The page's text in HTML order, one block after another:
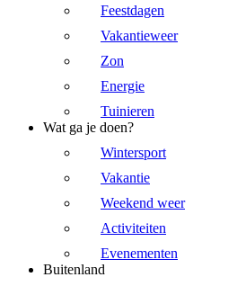
Feestdagen
Vakantieweer
Zon
Energie
Tuinieren
Wat ga je doen?
Wintersport
Vakantie
Weekend weer
Activiteiten
Evenementen
Buitenland